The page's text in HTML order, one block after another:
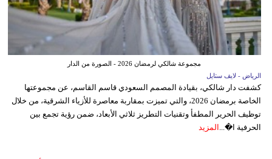
مجموعة شالكي لرمضان 2026 - الصورة من الدار
الرياض - لايف ستايل
كشفت دار شالكي، بقيادة المصمم السعودي قاسم القاسم، عن مجموعتها
الخاصة برمضان 2026، والتي تميزت بمقاربة معاصرة للأزياء الشرقية، من خلال
توظيف الحرير المطفأ وتقنيات التطريز ثلاثي الأبعاد، ضمن رؤية تجمع بين
الحرفية ا�... المزيد